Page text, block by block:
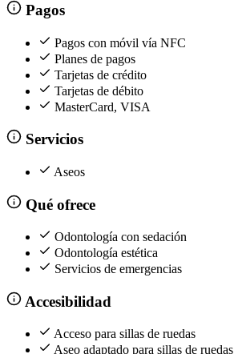
Pagos
Pagos con móvil vía NFC
Planes de pagos
Tarjetas de crédito
Tarjetas de débito
MasterCard, VISA
Servicios
Aseos
Qué ofrece
Odontología con sedación
Odontología estética
Servicios de emergencias
Accesibilidad
Acceso para sillas de ruedas
Aseo adaptado para sillas de ruedas